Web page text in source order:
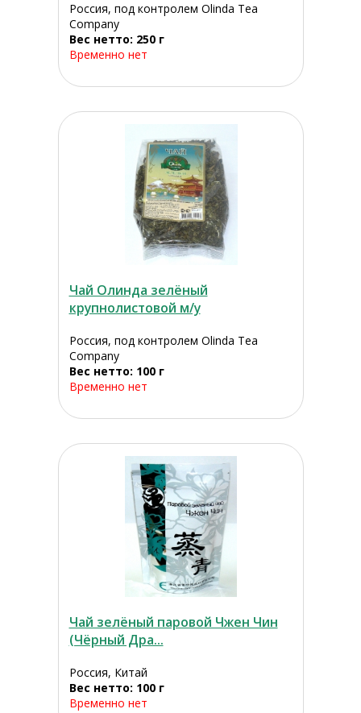
Россия, под контролем Olinda Tea
Company
Вес нетто: 250 г
Временно нет
Чай Олинда зелёный
крупнолистовой м/у
Россия, под контролем Olinda Tea
Company
Вес нетто: 100 г
Временно нет
Чай зелёный паровой Чжен Чин
(Чёрный Дра...
Россия, Китай
Вес нетто: 100 г
Временно нет